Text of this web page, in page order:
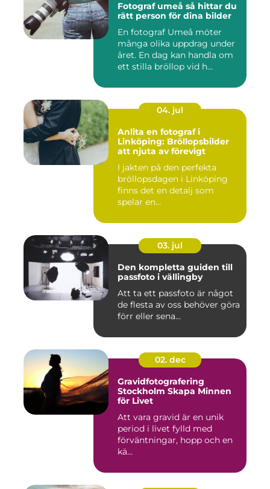
Fotograf umeå så hittar du
rätt person för dina bilder
En fotograf Umeå möter
många olika uppdrag under
året. En dag kan handla om
ett stilla bröllop vid h...
04. jul
Anlita en fotograf i
Linköping: Bröllopsbilder
att njuta av förevigt
I jakten på den perfekta
bröllopsdagen i Linköping
finns det en detalj som
spelar en...
03. jul
Den kompletta guiden till
passfoto i vällingby
Att ta ett passfoto är något
de flesta av oss behöver göra
förr eller sena...
02. dec
Gravidfotografering
Stockholm Skapa Minnen
för Livet
Att vara gravid är en unik
period i livet fylld med
förväntningar, hopp och en
kä...